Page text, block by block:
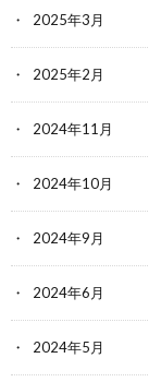
2025年3月
2025年2月
2024年11月
2024年10月
2024年9月
2024年6月
2024年5月